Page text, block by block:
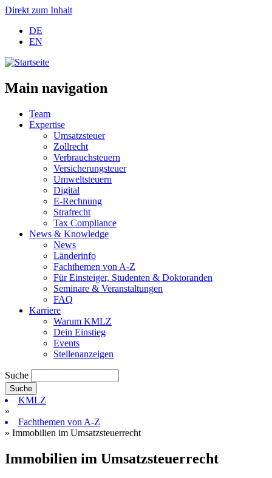
Direkt zum Inhalt
DE
EN
Main navigation
Team
Expertise
Umsatzsteuer
Zollrecht
Verbrauchsteuern
Versicherungsteuer
Umweltsteuern
Digital
E-Rechnung
Strafrecht
Tax Compliance
News & Knowledge
News
Länderinfo
Fachthemen von A-Z
Für Einsteiger, Studenten & Doktoranden
Seminare & Veranstaltungen
FAQ
Karriere
Warum KMLZ
Dein Einstieg
Events
Stellenanzeigen
Suche
KMLZ
»
Fachthemen von A-Z
» Immobilien im Umsatzsteuerrecht
Immobilien im Umsatzsteuerrecht